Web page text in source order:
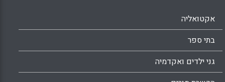
אקטואליה
בתי ספר
גני ילדים ואקדמיה